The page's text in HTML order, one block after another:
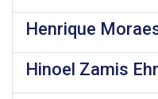
Henrique
Hinoel Zamis